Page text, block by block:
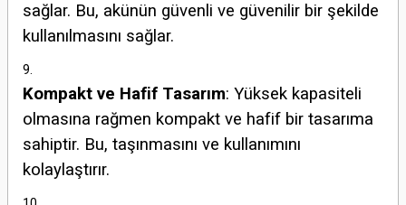
sağlar. Bu, akünün güvenli ve güvenilir bir şekilde
kullanılmasını sağlar.
Kompakt ve Hafif Tasarım: Yüksek kapasiteli
olmasına rağmen kompakt ve hafif bir tasarıma
sahiptir. Bu, taşınmasını ve kullanımını
kolaylaştırır.